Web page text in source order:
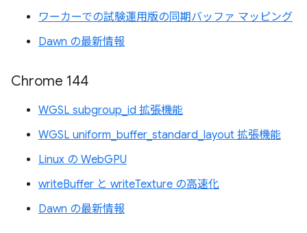
ワーカーでの試験運用版の同期バッファ マッピング
Dawn の最新情報
Chrome 144
WGSL subgroup_id 拡張機能
WGSL uniform_buffer_standard_layout 拡張機能
Linux の WebGPU
writeBuffer と writeTexture の高速化
Dawn の最新情報